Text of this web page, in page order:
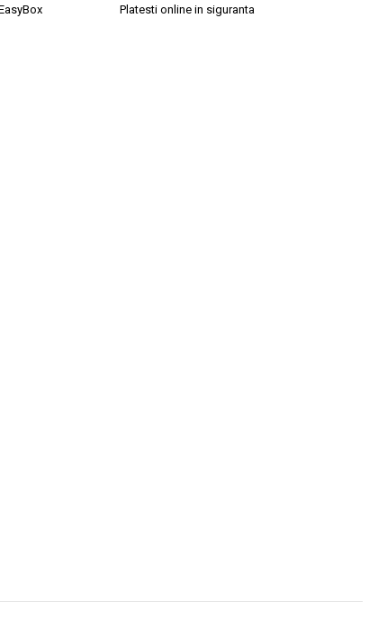
Platesti online in siguranta